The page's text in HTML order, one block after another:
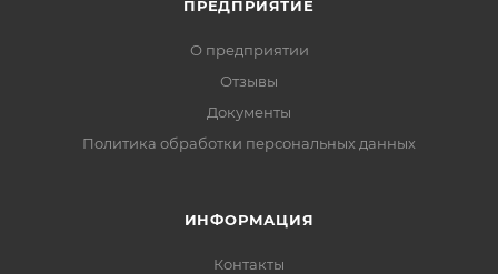
ПРЕДПРИЯТИЕ
О предприятии
Отзывы
Документы
Политика обработки персональных данных
ИНФОРМАЦИЯ
Контакты